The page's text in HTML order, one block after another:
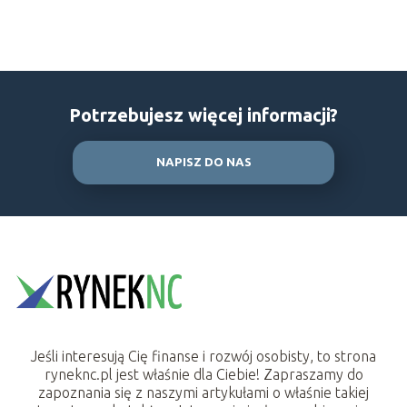
Potrzebujesz więcej informacji?
NAPISZ DO NAS
Jeśli interesują Cię finanse i rozwój osobisty, to strona
ryneknc.pl jest właśnie dla Ciebie! Zapraszamy do
zapoznania się z naszymi artykułami o właśnie takiej